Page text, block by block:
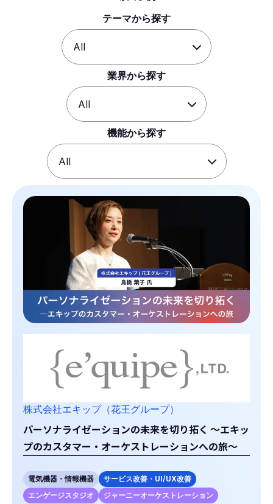
テーマから探す
業界から探す
機能から探す
株式会社エキップ（花王グループ）
パーソナライゼーションの未来を切り拓く ～エキッ
プのカスタマー・オーケストレーションへの旅～
電気機器・情報機器
サービス改善・UI/UX改善
エンゲージスタジオ
ジャーニーオーケストレーション